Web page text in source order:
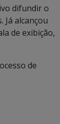
difundir o
Já alcançou
de exibição,
de